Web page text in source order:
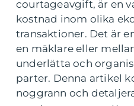
courtageavgift, är en
kostnad inom olika
transaktioner. Det är
en mäklare eller
underlätta och
parter. Denna artikel
noggrann och